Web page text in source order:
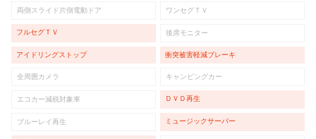
両側スライド片側電動ドア ワンセグＴＶ
フルセグＴＶ 後席モニター
アイドリングストップ 衝突被害軽減ブレーキ
全周囲カメラ キャンピングカー
エコカー減税対象車 ＤＶＤ再生
ブルーレイ再生 ミュージックサーバー